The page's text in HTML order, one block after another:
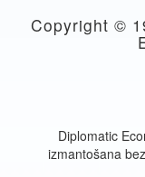
Copyright ©
Diplomatic
izmantošana